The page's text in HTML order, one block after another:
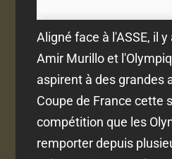
Aligné face à l'ASSE, il
Amir Murillo et
aspirent à des grandes
Coupe de France cette
compétition que les
remporter depuis